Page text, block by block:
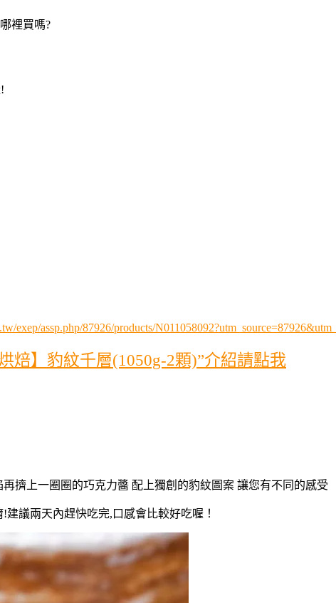
裡買嗎?
exep/assp.php/87926/products/
】豹紋千層(1050g-2顆)”介紹請點我
擠上一圈圈的巧克力醬 配上獨創的豹紋圖案 讓您有不同的感受
議兩天內趕快吃完,口感會比較好吃喔！